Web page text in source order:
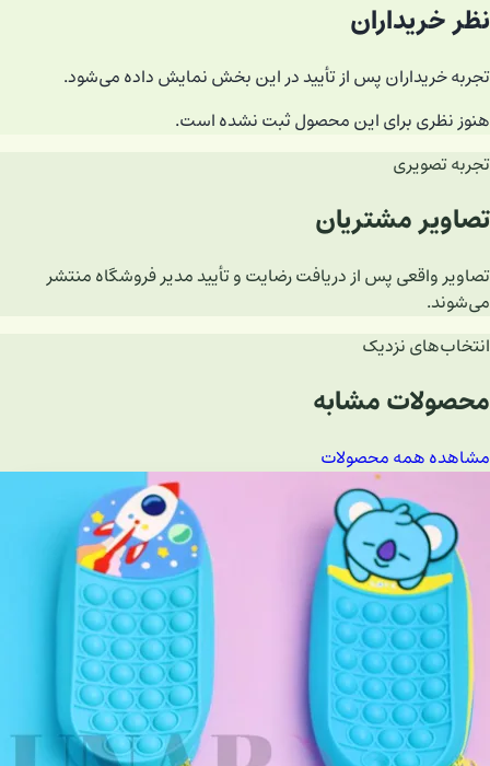
نظر خریداران
تجربه خریداران پس از تأیید در این بخش نمایش داده می‌شود.
هنوز نظری برای این محصول ثبت نشده است.
تجربه تصویری
تصاویر مشتریان
تصاویر واقعی پس از دریافت رضایت و تأیید مدیر فروشگاه منتشر
می‌شوند.
انتخاب‌های نزدیک
محصولات مشابه
مشاهده همه محصولات